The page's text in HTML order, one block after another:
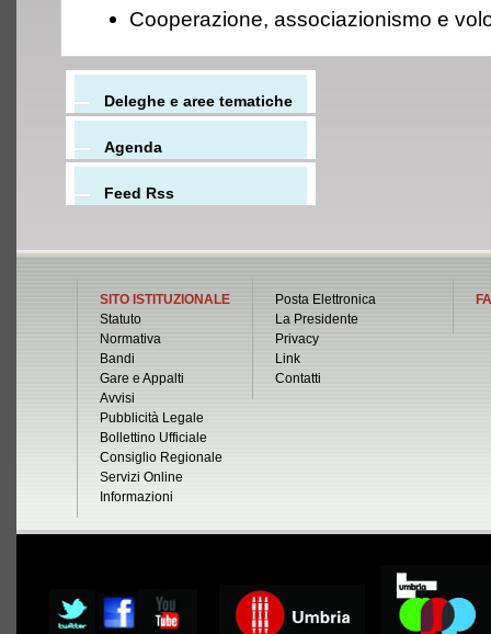
Cooperazione, associazionismo e
Deleghe e aree tematiche
Agenda
Feed Rss
SITO ISTITUZIONALE
Statuto
Normativa
Bandi
Gare e Appalti
Avvisi
Pubblicità Legale
Bollettino Ufficiale
Consiglio Regionale
Servizi Online
Informazioni
Posta Elettronica
La Presidente
Privacy
Link
Contatti